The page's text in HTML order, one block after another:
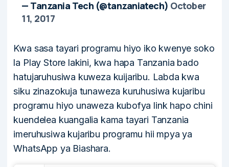
— Tanzania Tech (@tanzaniatech) October
11, 2017
Kwa sasa tayari programu hiyo iko kwenye soko
la Play Store lakini, kwa hapa Tanzania bado
hatujaruhusiwa kuweza kuijaribu. Labda kwa
siku zinazokuja tunaweza kuruhusiwa kujaribu
programu hiyo unaweza kubofya link hapo chini
kuendelea kuangalia kama tayari Tanzania
imeruhusiwa kujaribu programu hii mpya ya
WhatsApp ya Biashara.